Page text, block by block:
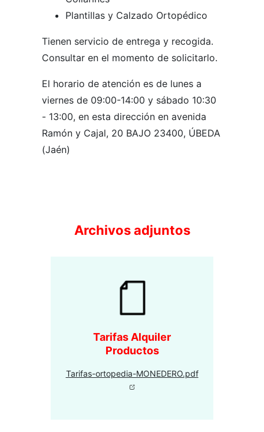
Plantillas y Calzado Ortopédico
Tienen servicio de entrega y recogida.
Consultar en el momento de solicitarlo.
El horario de atención es de lunes a
viernes de 09:00-14:00 y sábado 10:30
- 13:00, en esta dirección en avenida
Ramón y Cajal, 20 BAJO 23400, ÚBEDA
(Jaén)
Archivos adjuntos
Tarifas Alquiler
Productos
Tarifas-ortopedia-MONEDERO.pdf